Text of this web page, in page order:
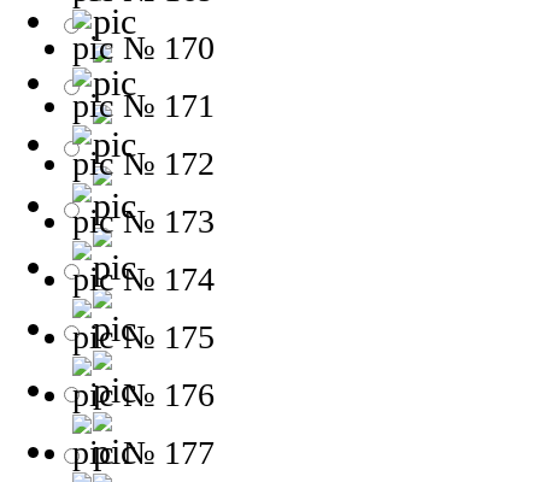
№ 170
№ 171
№ 172
№ 173
№ 174
№ 175
№ 176
№ 177